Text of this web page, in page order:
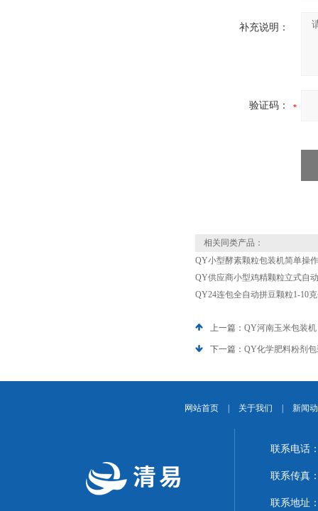
补充说明：
验证码：
相关同类产品：
QY小型酵素颗粒包装机简单操作
QY供应商小型鸡精颗粒立式自
QY24连包全自动拼豆颗粒1-10
上一篇： QY河南玉米包装机
下一篇： QY化学肥料粉剂
网站首页 关于我们 新闻
联系电话
联系传真
联系地址